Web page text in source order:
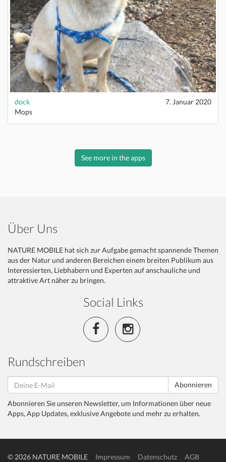
dock
7. Januar 2020
Mops
See more in the apps
Über Uns
NATURE MOBILE hat sich zur Aufgabe gemacht spannende Themen
aus der Natur und anderen Bereichen einem breiten Publikum aus
Interessierten, Liebhabern und Experten auf anschauliche und
attraktive Art näher zu bringen.
Social Links
Rundschreiben
Abonnieren
Abonnieren Sie unseren Newsletter, um Informationen über neue
Apps, App Updates, exklusive Angebote und mehr zu erhalten.
© 2026 NATURE MOBILE Impressum Datenschutz AGB